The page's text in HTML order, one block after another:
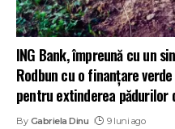
ING Bank, împreună cu un
Rodbun cu o finanțare
pentru extinderea pădurilor
By Gabriela Dinu 9 luni ago